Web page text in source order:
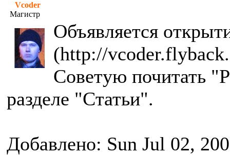
Vcoder
Магистр
Объявляется
(http://
Советую почитать
разделе "Статьи".
Добавлено: Sun Jul 02,